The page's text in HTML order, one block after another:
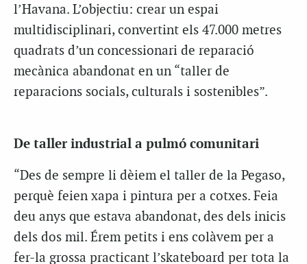
l’Havana. L’objectiu: crear un espai
multidisciplinari, convertint els 47.000 metres
quadrats d’un concessionari de reparació
mecànica abandonat en un “taller de
reparacions socials, culturals i sostenibles”.
De taller industrial a pulmó comunitari
“Des de sempre li dèiem el taller de la Pegaso,
perquè feien xapa i pintura per a cotxes. Feia
deu anys que estava abandonat, des dels inicis
dels dos mil. Érem petits i ens colàvem per a
fer-la grossa practicant l’skateboard per tota la